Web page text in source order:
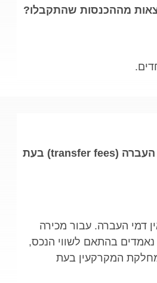
מההכנסות שהתקבלו?
האם יש לשלם דמי העברה (transfer fees) בעת
דמי העברה. עבור מכירה
בהתאם לשווי הנכס,
המקרקעין בעת